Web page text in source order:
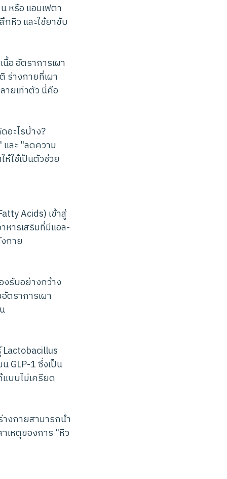
หรือ แอมเฟตา
หิว และใช้ยาขับ
อ อัตราการเผา
างกายที่เผา
ยเท่าตัว นี่คือ
อะไรบ้าง?
ละ "ลดความ
ใช้เป็นตัวช่วย
Acids) เข้าสู่
หารเสริมที่มีแอล-
กาย
งรับอย่างกว้าง
ตราการเผา
GLP-1 ซึ่งเป็น
บบไม่เครียด
งกายสามารถนำ
เหตุของการ "หิว